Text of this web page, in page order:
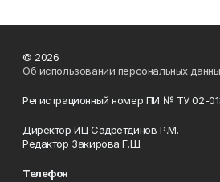
© 2026
Об использовании персональных
Регистрационный номер ПИ № ТУ 02-
Директор ИЦ Садретдинов Р.М.
Редактор Закирова Г.Ш.
Телефон